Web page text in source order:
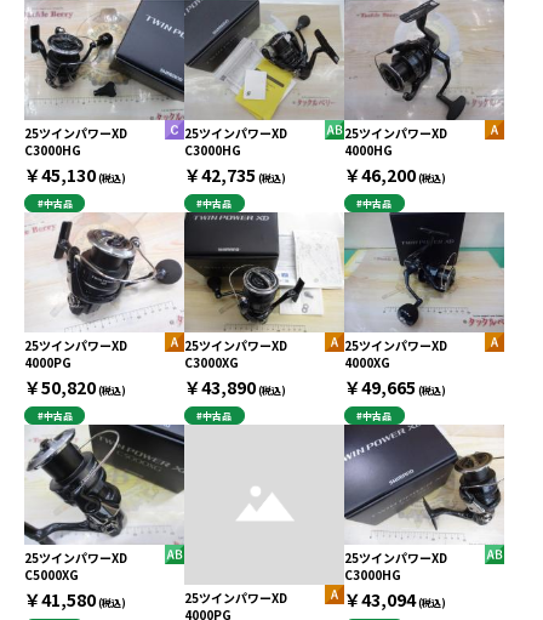
25ツインパワーXD
C3000HG
￥45,130(税込)
#中古品
25ツインパワーXD
C3000HG
￥42,735 (税込)
#中古品
25ツインパワーXD
4000HG
￥46,200(税込)
#中古品
25ツインパワーXD
4000PG
￥50,820(税込)
#中古品
25ツインパワーXD
C3000XG
￥43,890(税込)
#中古品
25ツインパワーXD
4000XG
￥49,665 (税込)
#中古品
25ツインパワーXD
C5000XG
￥41,580(税込)
25ツインパワーXD
4000PG
25ツインパワーXD
C3000HG
￥43,094(税込)